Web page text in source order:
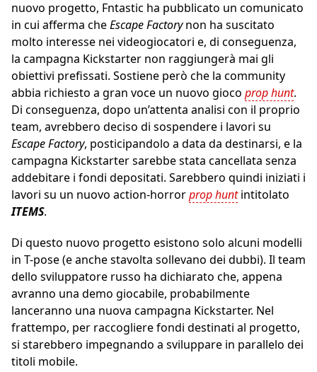
nuovo progetto, Fntastic ha pubblicato un comunicato
in cui afferma cheEscape Factorynon ha suscitato
molto interesse nei videogiocatori e, di conseguenza,
la campagna Kickstarter non raggiungerà mai gli
obiettivi prefissati. Sostiene però che la community
abbia richiesto a gran voce un nuovo gioco prop hunt.
Di conseguenza, dopo un’attenta analisi con il proprio
team, avrebbero deciso di sospendere i lavori su
Escape Factory, posticipandolo a data da destinarsi, e la
campagna Kickstarter sarebbe stata cancellata senza
addebitare i fondi depositati. Sarebbero quindi iniziati i
lavori su un nuovo action-horrorprop huntintitolato
ITEMS.
Di questo nuovo progetto esistono solo alcuni modelli
in T-pose (e anche stavolta sollevano dei dubbi). Il team
dello sviluppatore russo ha dichiarato che, appena
avranno una demo giocabile, probabilmente
lanceranno una nuova campagna Kickstarter. Nel
frattempo, per raccogliere fondi destinati al progetto,
si starebbero impegnando a sviluppare in parallelo dei
titoli mobile.